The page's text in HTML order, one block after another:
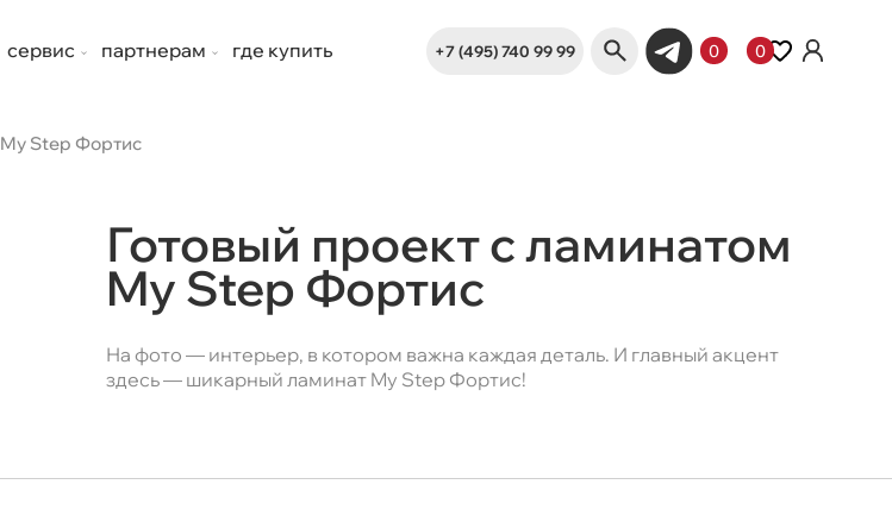
сервис партнерам где купить +7 (495) 740 99 99 0 0
Step Фортис
Готовый проект с ламинатом
My Step Фортис
На фото — интерьер, в котором важна каждая деталь. И главный акцент
здесь — шикарный ламинат My Step Фортис!